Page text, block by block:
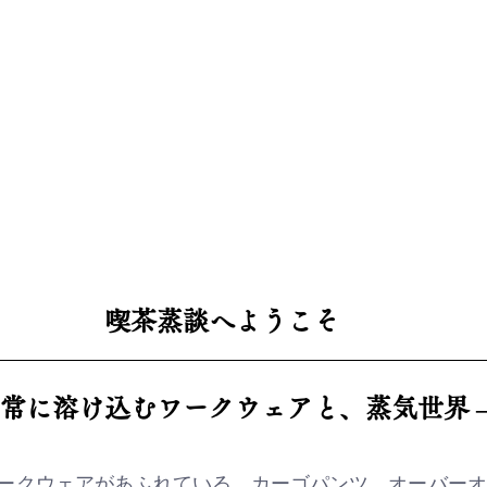
喫茶蒸談へようこそ
に溶け込むワークウェアと、蒸気世界